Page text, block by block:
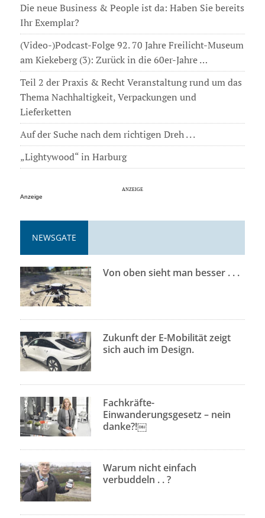
Die neue Business & People ist da: Haben Sie bereits
Ihr Exemplar?
(Video-)Podcast-Folge 92. 70 Jahre Freilicht-Museum
am Kiekeberg (3): Zurück in die 60er-Jahre …
Teil 2 der Praxis & Recht Veranstaltung rund um das
Thema Nachhaltigkeit, Verpackungen und
Lieferketten
Auf der Suche nach dem richtigen Dreh . . .
„Lightywood“ in Harburg
Anzeige
NEWSGATE
Von oben sieht man besser . . .
Zukunft der E-Mobilität zeigt
sich auch im Design.
Fachkräfte-
Einwanderungsgesetz – nein
danke?!￼
Warum nicht einfach
verbuddeln . . ?